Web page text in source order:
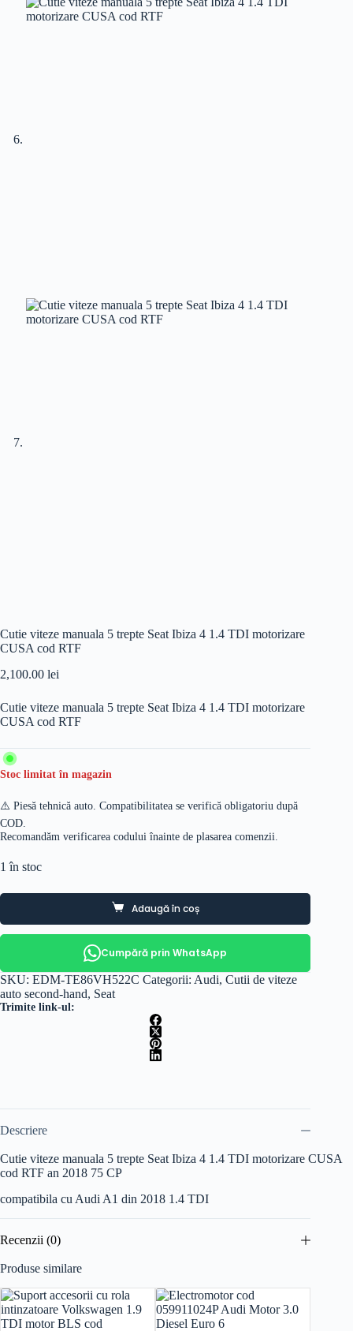
Cutie viteze manuala 5 trepte Seat Ibiza 4 1.4 TDI motorizare
CUSA cod RTF
2,100.00 lei
Cutie viteze manuala 5 trepte Seat Ibiza 4 1.4 TDI motorizare
CUSA cod RTF
Stoc limitat în magazin
⚠️ Piesă tehnică auto. Compatibilitatea se verifică obligatoriu după
COD.
Recomandăm verificarea codului înainte de plasarea comenzii.
1 în stoc
Adaugă în coș
Cumpără prin WhatsApp
SKU: EDM-TE86VH522C Categorii: Audi, Cutii de viteze
auto second-hand, Seat
Trimite link-ul:
Descriere
Cutie viteze manuala 5 trepte Seat Ibiza 4 1.4 TDI motorizare CUSA
cod RTF an 2018 75 CP
compatibila cu Audi A1 din 2018 1.4 TDI
Recenzii (0)
Produse similare